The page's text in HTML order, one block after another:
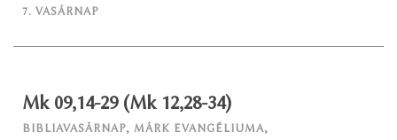
7. VASÁRNAP
Mk 09,14-29 (Mk 12,28-34)
BIBLIAVASÁRNAP, MÁRK EVANGÉLIUMA,